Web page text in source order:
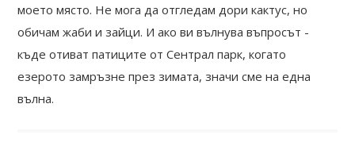
моето място. Не мога да отгледам дори кактус, но
обичам жаби и зайци. И ако ви вълнува въпросът -
къде отиват патиците от Сентрал парк, когато
езерото замръзне през зимата, значи сме на една
вълна.